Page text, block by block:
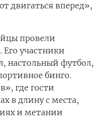
двигаться вперед»,
провели
участники
настольный футбол,
бинго.
где гости
в длину с места,
и метании